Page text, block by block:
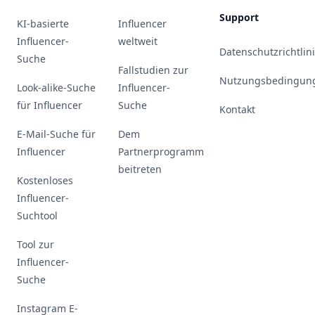
KI-basierte
Influencer-
Suche
Look-alike-Suche
für Influencer
E-Mail-Suche für
Influencer
Kostenloses
Influencer-
Suchtool
Tool zur
Influencer-
Suche
Instagram E-
Influencer
weltweit
Fallstudien zur
Influencer-
Suche
Dem
Partnerprogramm
beitreten
Support
Kontakt